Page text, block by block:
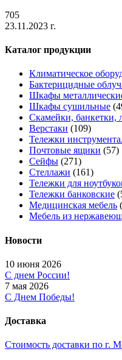
705
23.11.2023 г.
Каталог продукции
Климатическое
Бактерицидные
Шкафы
Шкафы сушильные
Скамейки, банкетки,
Верстаки (109)
Тележки
Почтовые ящики (57)
Сейфы (271)
Стеллажи (161)
Тележки для
Тележки банковские
Медицинская мебель
Мебель из
Новости
10 июня 2026
С днем России!
7 мая 2026
С Днем Победы!
Доставка
Стоимость доставки по г.